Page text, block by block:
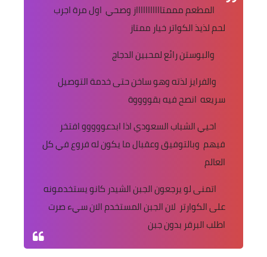
المطعم مممتاااااااااااز وصحي اول مرة اجرب
لحم لذيذ الكواتر خيار ممتاز
والبوستن رائع لمحبين الدجاج
والفرايز لذته وهو ساخن حتى خدمة التوصيل
سريعه انصح فيه بقووووة
احيي الشباب السعودي اذا ابدعووووو افتخر
فيهم وبالتوفيق وعقبال ما يكون له فروع في كل
العالم
اتمنى لو يرجعون الجبن الشيدر كانو يستخدمونه
على الكوارتر لان الجبن المستخدم الان سيء صرت
اطلب البرقر بدون جبن